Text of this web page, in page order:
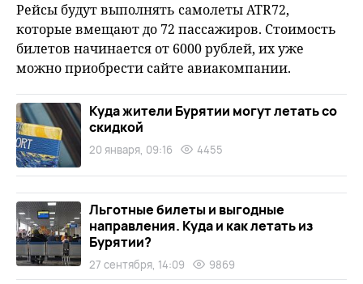
Рейсы будут выполнять самолеты ATR72,
которые вмещают до 72 пассажиров. Стоимость
билетов начинается от 6000 рублей, их уже
можно приобрести сайте авиакомпании.
Куда жители Бурятии могут летать со
скидкой
20 января, 09:16 4455
Льготные билеты и выгодные
направления. Куда и как летать из
Бурятии?
27 сентября, 14:09 9869